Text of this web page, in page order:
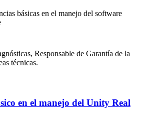
básicas en el manejo del software
Responsable de Garantía de la
técnicas.
en el manejo del Unity Real